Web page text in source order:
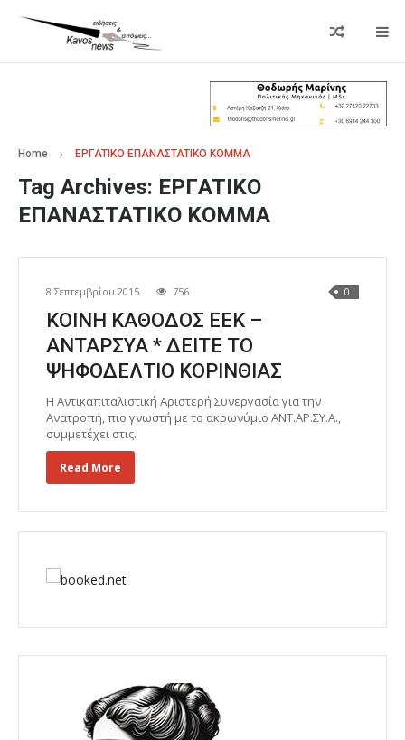
Home EPΓATIKO EΠANAΣTATIKO KOMMA
Tag Archives: EPΓATIKO
EΠANAΣTATIKO KOMMA
8 Σεπτεμβρίου 2015 756 0
ΚΟΙΝΗ ΚΑΘΟΔΟΣ ΕΕΚ –
ΑΝΤΑΡΣΥΑ * ΔΕΙΤΕ ΤΟ
ΨΗΦΟΔΕΛΤΙΟ ΚΟΡΙΝΘΙΑΣ
Η Αντικαπιταλιστική Αριστερή Συνεργασία για την
Ανατροπή, πιο γνωστή με το ακρωνύμιο ΑΝΤ.ΑΡ.ΣΥ.Α.,
συμμετέχει στις.
Read More